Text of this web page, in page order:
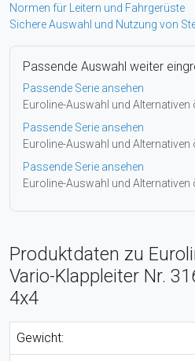
Normen für Leitern und Fahrgerüste
Sichere Auswahl und Nutzung von
Passende Auswahl weiter
Passende Serie ansehen
Euroline-Auswahl und Alternativen
Passende Serie ansehen
Euroline-Auswahl und Alternativen
Passende Serie ansehen
Euroline-Auswahl und Alternativen
Produktdaten zu
Vario-Klappleiter Nr.
4x4
Gewicht: